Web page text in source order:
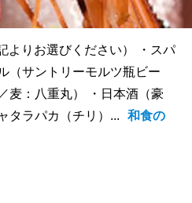
りお選びください） ・スパ
（サントリーモルツ瓶ビー
麦：八重丸） ・日本酒（豪
ラパカ（チリ）...
和食の